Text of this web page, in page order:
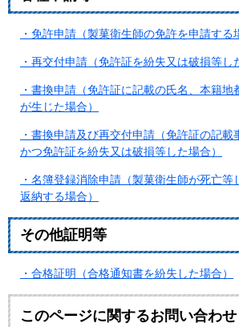
・免許申請（製菓衛生師の免許を申請する
・再交付申請（免許証を紛失又は破損等し
・書換申請（免許証に記載の氏名、本籍地
が生じた場合）
・書換申請及び再交付申請（免許証の記載
かつ免許証を紛失又は破損等した場合）
・名簿登録消除申請（製菓衛生師が死亡等
返納する場合）
その他証明等
・合格証明（合格通知書を紛失した場合）
このページに関するお問い合わせ